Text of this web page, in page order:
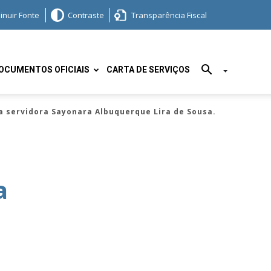
Fonte Contraste Transparência Fiscal
OFICIAIS CARTA DE SERVIÇOS
servidora Sayonara Albuquerque Lira de Sousa.